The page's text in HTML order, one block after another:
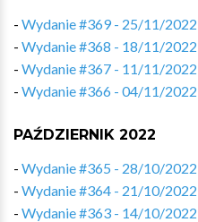
- Wydanie #369 - 25/11/2022
- Wydanie #368 - 18/11/2022
- Wydanie #367 - 11/11/2022
- Wydanie #366 - 04/11/2022
PAŹDZIERNIK 2022
- Wydanie #365 - 28/10/2022
- Wydanie #364 - 21/10/2022
- Wydanie #363 - 14/10/2022